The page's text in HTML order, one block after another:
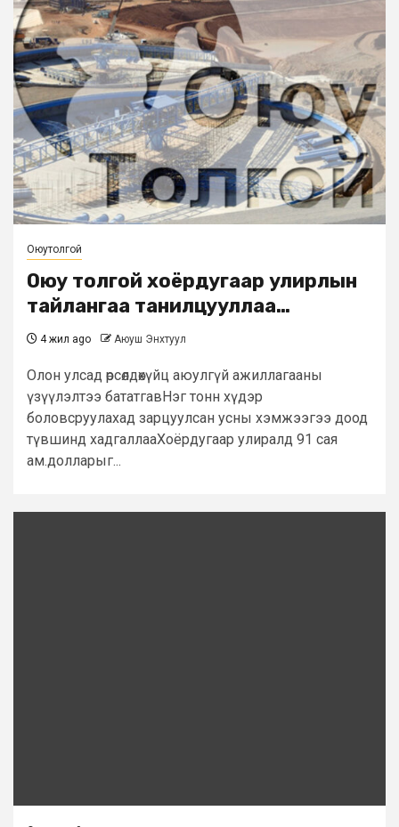
Оюутолгой
Оюу толгой хоёрдугаар улирлын
тайлангаа танилцууллаа…
4 жил ago Аюуш Энхтуул
Олон улсад өрсөлдөхүйц аюулгүй ажиллагааны
үзүүлэлтээ бататгавНэг тонн хүдэр
боловсруулахад зарцуулсан усны хэмжээгээ доод
түвшинд хадгаллааХоёрдугаар улиралд 91 сая
ам.долларыг...